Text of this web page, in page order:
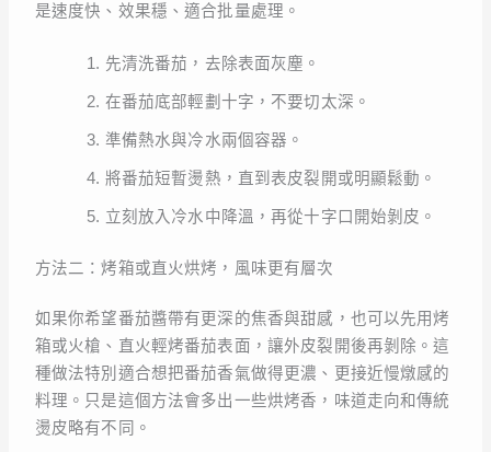
是速度快、效果穩、適合批量處理。
先清洗番茄，去除表面灰塵。
在番茄底部輕劃十字，不要切太深。
準備熱水與冷水兩個容器。
將番茄短暫燙熱，直到表皮裂開或明顯鬆動。
立刻放入冷水中降溫，再從十字口開始剝皮。
方法二：烤箱或直火烘烤，風味更有層次
如果你希望番茄醬帶有更深的焦香與甜感，也可以先用烤
箱或火槍、直火輕烤番茄表面，讓外皮裂開後再剝除。這
種做法特別適合想把番茄香氣做得更濃、更接近慢燉感的
料理。只是這個方法會多出一些烘烤香，味道走向和傳統
燙皮略有不同。